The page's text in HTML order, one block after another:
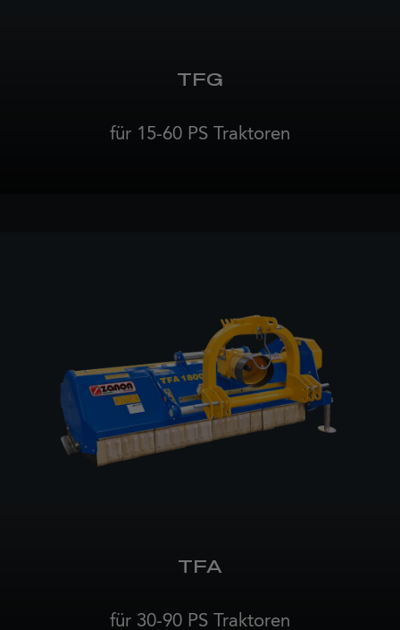
TFG
für 15-60 PS Traktoren
TFA
für 30-90 PS Traktoren